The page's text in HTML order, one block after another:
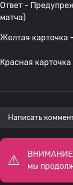
Ответ -
матча)
Желтая карточка
Красная
Написать
ВНИМАНИЕ:
мы